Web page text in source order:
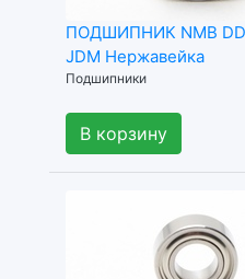
ПОДШИПНИК NMB
JDM Нержавейка
Подшипники
В корзину